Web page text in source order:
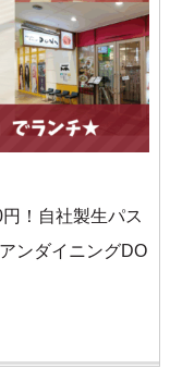
！自社製生パス
ンダイニングDO